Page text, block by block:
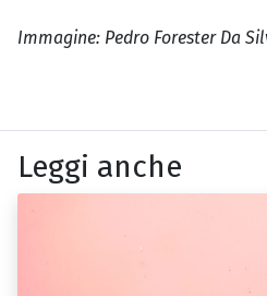
Immagine: Pedro Forester Da
Leggi anche